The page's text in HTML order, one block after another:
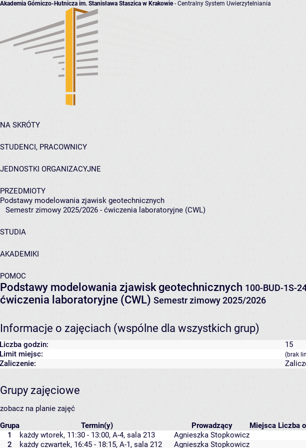
Akademia Górniczo-Hutnicza im. Stanisława Staszica w Krakowie- Centralny System Uwierzytelniania
NA SKRÓTY
STUDENCI, PRACOWNICY
JEDNOSTKI ORGANIZACYJNE
PRZEDMIOTY
Podstawy modelowania zjawisk geotechnicznych
Semestr zimowy 2025/2026 - ćwiczenia laboratoryjne (CWL)
STUDIA
AKADEMIKI
POMOC
Podstawy modelowania zjawisk geotechnicznych 100-BUD-1S-
ćwiczenia laboratoryjne (CWL) Semestr zimowy 2025/2026
Informacje o zajęciach (wspólne dla wszystkich grup)
Liczba godzin:
15
Limit miejsc:
(brak
Zaliczenie:
Grupy zajęciowe
zobacz na planie zajęć
Grupa
Termin(y) Prowadzący Miejsca Liczba
1
każdy wtorek, 11:30 - 13:00, A-4, sala 213 Agnieszka Stopkowicz
2
każdy czwartek, 16:45 - 18:15, A-1, sala 212 Agnieszka Stopkowicz